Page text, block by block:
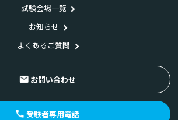
試験会場一覧
お知らせ
よくあるご質問
お問い合わせ
受験者専用電話